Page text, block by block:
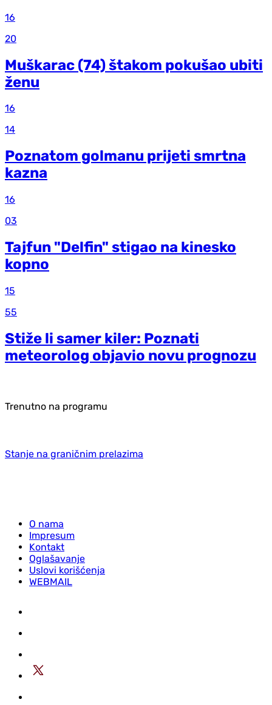
16
20
Muškarac (74) štakom pokušao ubiti
ženu
16
14
Poznatom golmanu prijeti smrtna
kazna
16
03
Tajfun "Delfin" stigao na kinesko
kopno
15
55
Stiže li samer kiler: Poznati
meteorolog objavio novu prognozu
Trenutno na programu
Stanje na graničnim prelazima
O nama
Impresum
Kontakt
Oglašavanje
Uslovi korišćenja
WEBMAIL